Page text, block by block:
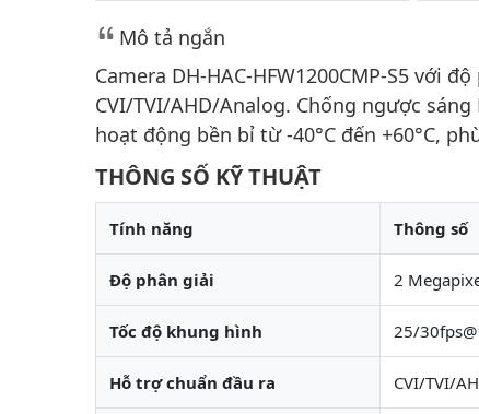
Mô tả ngắn
Camera DH-HAC-HFW1200CMP-S5 với
CVI/TVI/AHD/Analog. Chống ngược
hoạt động bền bỉ từ -40°C đến +60°C,
THÔNG SỐ KỸ THUẬT
Tính năng Thông số
Độ phân giải 2
Tốc độ khung hình 25/
Hỗ trợ chuẩn đầu ra CVI/TVI/